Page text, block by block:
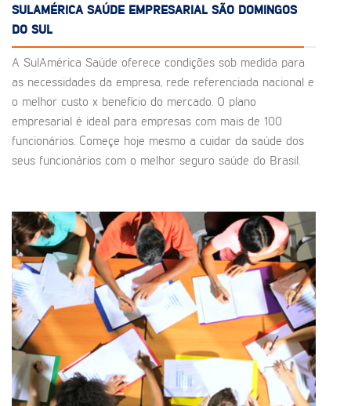
SULAMÉRICA SAÚDE EMPRESARIAL SÃO DOMINGOS
DO SUL
A SulAmérica Saúde oferece condições sob medida para
as necessidades da empresa, rede referenciada nacional e
o melhor custo x benefício do mercado. O plano
empresarial é ideal para empresas com mais de 100
funcionários. Começe hoje mesmo a cuidar da saúde dos
seus funcionários com o melhor seguro saúde do Brasil.